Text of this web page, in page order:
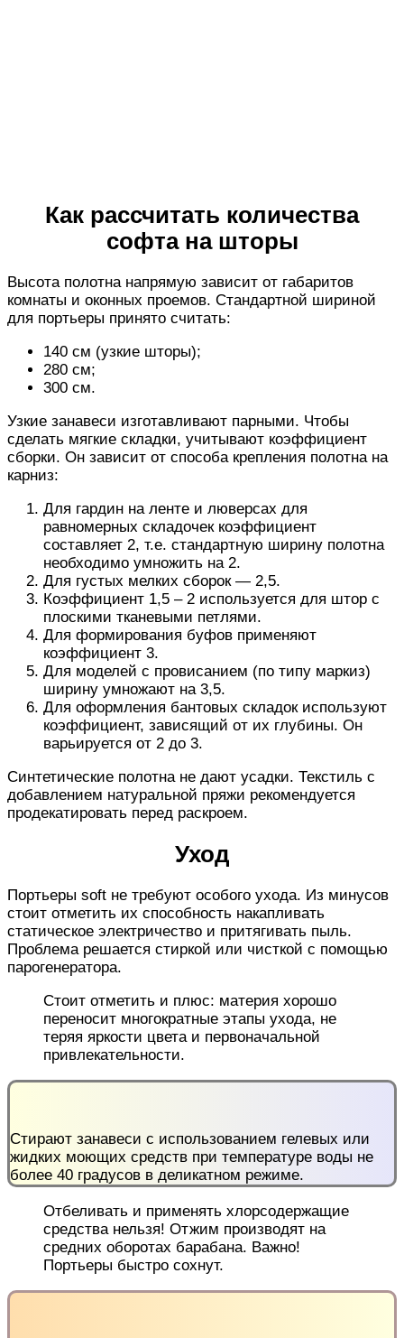
Как рассчитать количества
софта на шторы
Высота полотна напрямую зависит от габаритов
комнаты и оконных проемов. Стандартной шириной
для портьеры принято считать:
140 см (узкие шторы);
280 см;
300 см.
Узкие занавеси изготавливают парными. Чтобы
сделать мягкие складки, учитывают коэффициент
сборки. Он зависит от способа крепления полотна на
карниз:
Для гардин на ленте и люверсах для
равномерных складочек коэффициент
составляет 2, т.е. стандартную ширину полотна
необходимо умножить на 2.
Для густых мелких сборок — 2,5.
Коэффициент 1,5 – 2 используется для штор с
плоскими тканевыми петлями.
Для формирования буфов применяют
коэффициент 3.
Для моделей с провисанием (по типу маркиз)
ширину умножают на 3,5.
Для оформления бантовых складок используют
коэффициент, зависящий от их глубины. Он
варьируется от 2 до 3.
Синтетические полотна не дают усадки. Текстиль с
добавлением натуральной пряжи рекомендуется
продекатировать перед раскроем.
Уход
Портьеры soft не требуют особого ухода. Из минусов
стоит отметить их способность накапливать
статическое электричество и притягивать пыль.
Проблема решается стиркой или чисткой с помощью
парогенератора.
Стоит отметить и плюс: материя хорошо
переносит многократные этапы ухода, не
теряя яркости цвета и первоначальной
привлекательности.
Стирают занавеси с использованием гелевых или
жидких моющих средств при температуре воды не
более 40 градусов в деликатном режиме.
Отбеливать и применять хлорсодержащие
средства нельзя! Отжим производят на
средних оборотах барабана. Важно!
Портьеры быстро сохнут.